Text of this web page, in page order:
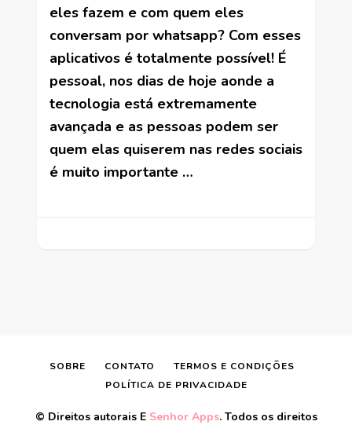
eles fazem e com quem eles
conversam por whatsapp? Com esses
aplicativos é totalmente possível! É
pessoal, nos dias de hoje aonde a
tecnologia está extremamente
avançada e as pessoas podem ser
quem elas quiserem nas redes sociais
é muito importante …
© Direitos autorais E Senhor Apps. Todos os direitos
SOBRE CONTATO
TERMOS E CONDIÇÕES
POLÍTICA DE PRIVACIDADE